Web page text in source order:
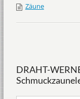
Zäune
DRAHT-